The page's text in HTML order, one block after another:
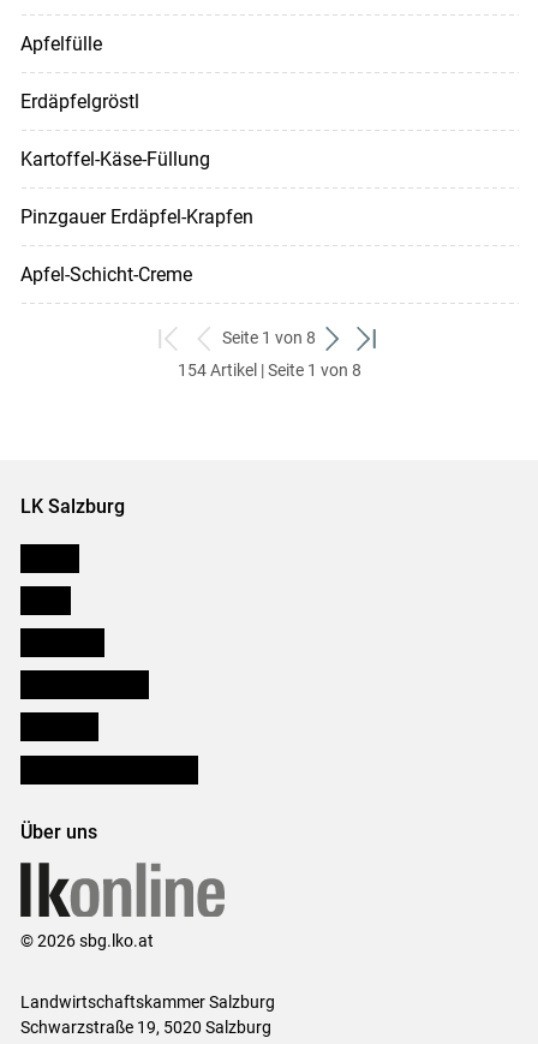
Apfelfülle
Erdäpfelgröstl
Kartoffel-Käse-Füllung
Pinzgauer Erdäpfel-Krapfen
Apfel-Schicht-Creme
zum
ersten
zurück
zum
Seite 1 von 8
weiter
zum
zum
154 Artikel | Seite 1 von 8
LK Salzburg
Über uns
© 2026 sbg.lko.at
Landwirtschaftskammer Salzburg
Schwarzstraße 19, 5020 Salzburg